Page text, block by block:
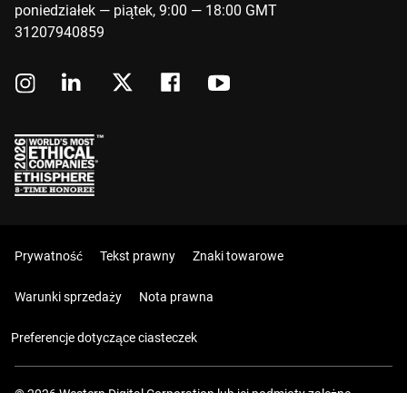
poniedziałek — piątek, 9:00 — 18:00 GMT
31207940859
Prywatność Tekst prawny Znaki towarowe
Warunki sprzedaży Nota prawna
Preferencje dotyczące ciasteczek